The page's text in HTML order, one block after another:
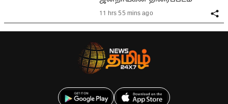
11 hrs 55 mins ago